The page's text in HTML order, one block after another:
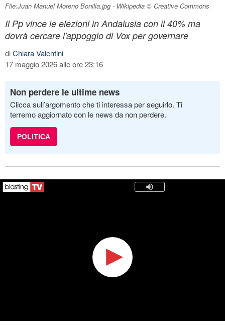
File:Juan Manuel Moreno Bonilla.jpg - Wikipedia © Creative Commons
Il Pp vince le elezioni in Andalusia con il 40% ma
dovrà cercare l'appoggio di Vox per governare
diChiara Valentini
17 maggio 2026 alle ore 23:16
Non perdere le ultime news
Clicca sull’argomento che ti interessa per seguirlo. Ti
terremo aggiornato con le news da non perdere.
POLITICA